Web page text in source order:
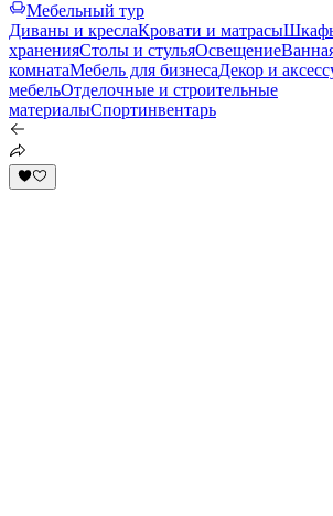
Мебельный тур
Диваны и креслаКровати и матрасы
храненияСтолы и стульяОсвещение
комнатаМебель для бизнесаДекор и
мебельОтделочные и строительные
материалыСпортинвентарь